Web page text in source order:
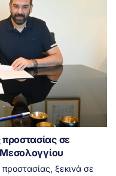
σε
ξεκινά σε